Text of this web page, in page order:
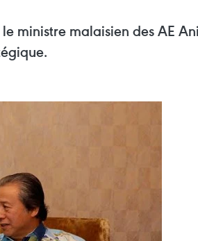
ministre malaisien des AE